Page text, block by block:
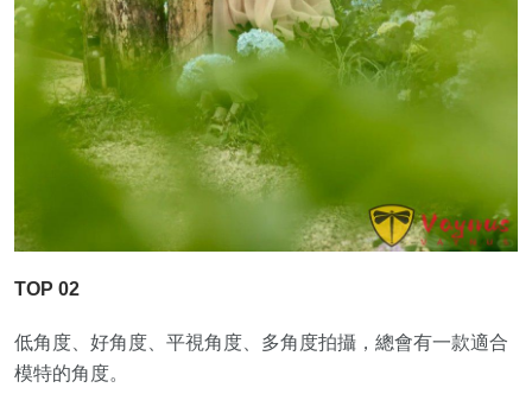
TOP 02
低角度、好角度、平視角度、多角度拍攝，總會有一款適合
模特的角度。